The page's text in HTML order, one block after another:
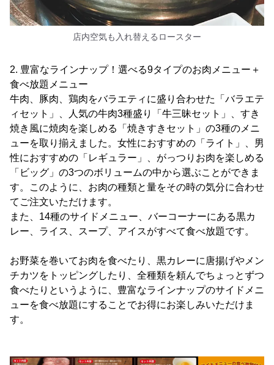
店内空気も入れ替えるロースター
2. 豊富なラインナップ！選べる9タイプのお肉メニュー＋
食べ放題メニュー
牛肉、豚肉、鶏肉をバラエティに盛り合わせた「バラエテ
ィセット」、人気の牛肉3種盛り「牛三昧セット」、すき
焼き風に焼肉を楽しめる「焼きすきセット」の3種のメニ
ューを取り揃えました。女性におすすめの「ライト」、男
性におすすめの「レギュラー」、がっつりお肉を楽しめる
「ビッグ」の3つのボリュームの中から選ぶことができま
す。このように、お肉の種類と量をその時の気分に合わせ
てご注文いただけます。
また、14種のサイドメニュー、バーコーナーにある黒カ
レー、ライス、スープ、アイスがすべて食べ放題です。
お野菜を巻いてお肉を食べたり、黒カレーに唐揚げやメン
チカツをトッピングしたり、全種類を頼んでちょっとずつ
食べたりというように、豊富なラインナップのサイドメニ
ューを食べ放題にすることでお得にお楽しみいただけま
す。